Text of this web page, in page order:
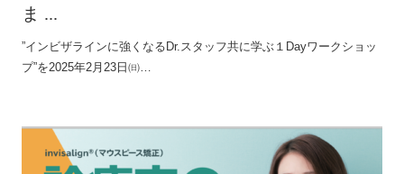
ま ...
”インビザラインに強くなるDr.スタッフ共に学ぶ１Dayワークショッ
プ”を2025年2月23日㈰…